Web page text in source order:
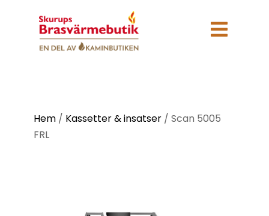

Hem / Kassetter & insatser / Scan 5005
FRL